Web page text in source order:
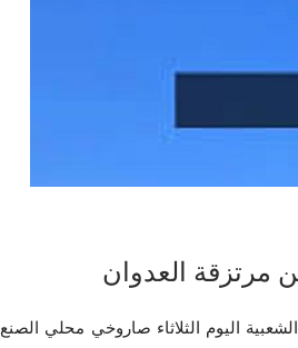
الشعبية اليوم الثلاثاء صاروخي محلي الصنع